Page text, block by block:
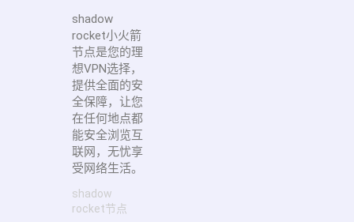
shadow
rocket小火箭
节点是您的理
想VPN选择，
提供全面的安
全保障，让您
在任何地点都
能安全浏览互
联网，无忧享
受网络生活。
shadow
rocket节点